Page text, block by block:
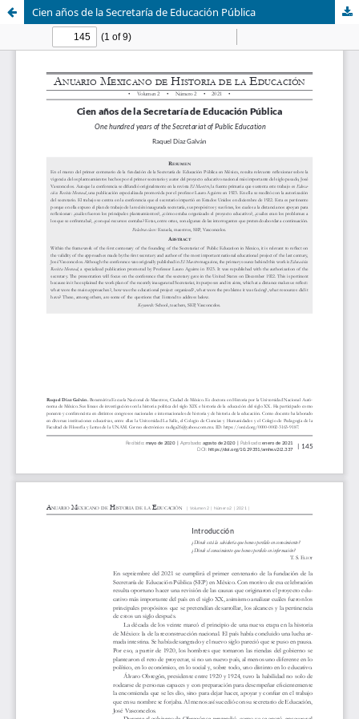
Cien años de la Secretaría de Educación Pública